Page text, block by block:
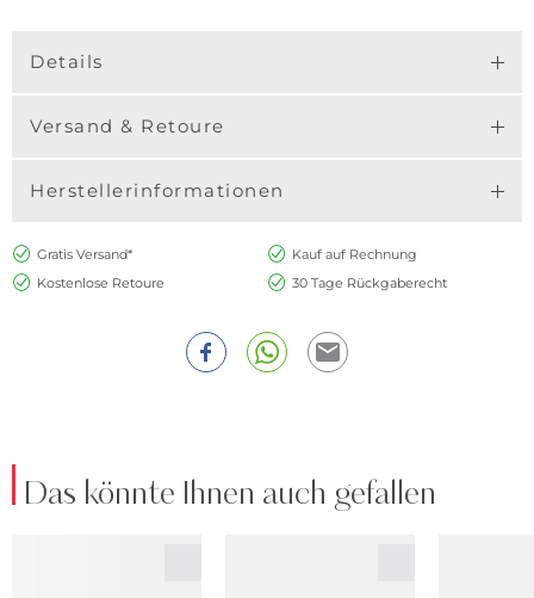
Details
Versand & Retoure
Herstellerinformationen
Gratis Versand*
Kauf auf Rechnung
Kostenlose Retoure
30 Tage Rückgaberecht
Das könnte Ihnen auch gefallen